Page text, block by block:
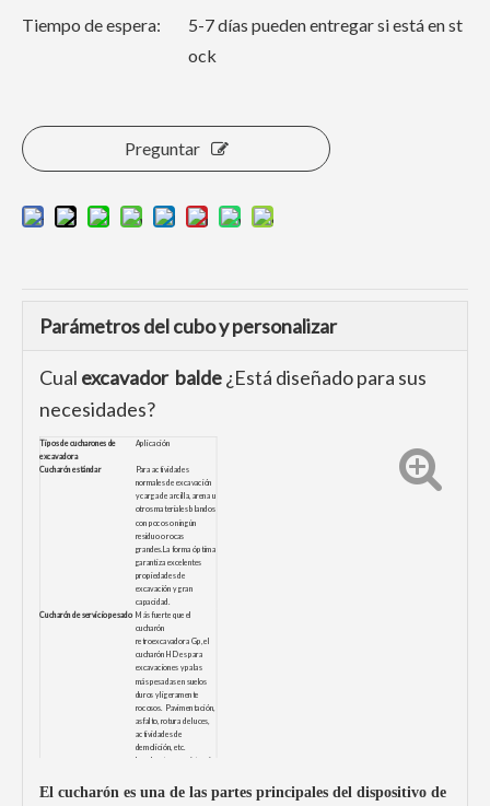
Tiempo de espera:
5-7 días pueden entregar si está en st
ock
Preguntar
Parámetros del cubo y personalizar
Cual excavador balde¿Está diseñado para sus
necesidades?
Tipos de cucharones de
excavadora
Aplicación
Cucharón estándar Para actividades
normales de excavación
y carga de arcilla, arena u
otros materiales blandos
con pocos o ningún
residuo o rocas
grandes.La forma óptima
garantiza excelentes
propiedades de
excavación y gran
capacidad.
Cucharón de servicio pesado Más fuerte que el
cucharón
retroexcavadora Gp, el
cucharón HD es para
excavaciones y palas
más pesadas en suelos
duros y ligeramente
rocosos. Pavimentación,
asfalto, rotura de luces,
actividades de
demolición, etc.
La robustez y resistencia
contra materiales de alta
resistencia.
El cucharón es una de las partes principales del dispositivo de